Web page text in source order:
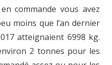
commande vous avez
moins que l’an dernier
atteignaient 6998 kg.
2 tonnes pour les